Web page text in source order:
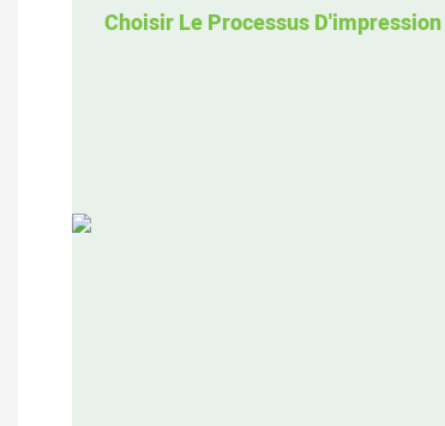
Choisir Le Processus D'impression